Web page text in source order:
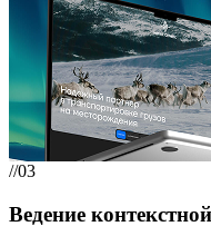
//03
Ведение